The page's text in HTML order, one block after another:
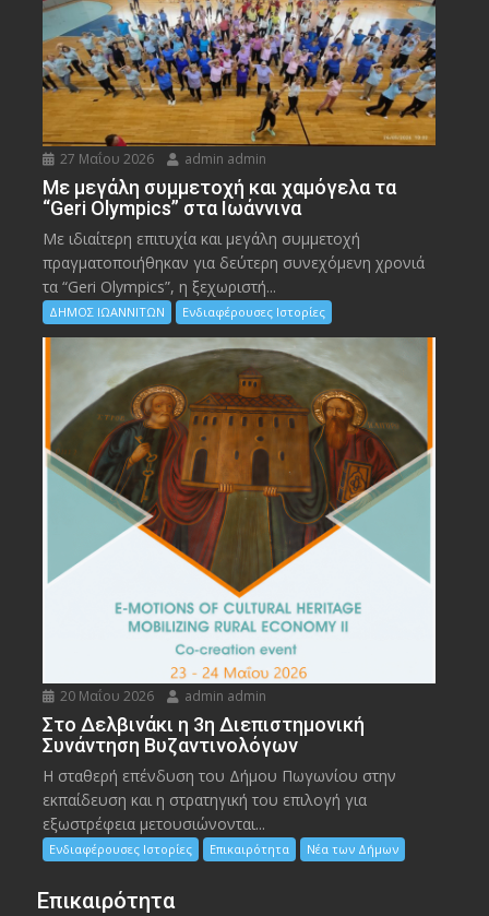
27 Μαΐου 2026 admin admin
Με μεγάλη συμμετοχή και χαμόγελα τα
“Geri Olympics” στα Ιωάννινα
Με ιδιαίτερη επιτυχία και μεγάλη συμμετοχή
πραγματοποιήθηκαν για δεύτερη συνεχόμενη χρονιά
τα “Geri Olympics”, η ξεχωριστή...
ΔΗΜΟΣ ΙΩΑΝΝΙΤΩΝ Ενδιαφέρουσες Ιστορίες
20 Μαΐου 2026 admin admin
Στο Δελβινάκι η 3η Διεπιστημονική
Συνάντηση Βυζαντινολόγων
Η σταθερή επένδυση του Δήμου Πωγωνίου στην
εκπαίδευση και η στρατηγική του επιλογή για
εξωστρέφεια μετουσιώνονται...
Ενδιαφέρουσες Ιστορίες Επικαιρότητα Νέα των Δήμων
Επικαιρότητα